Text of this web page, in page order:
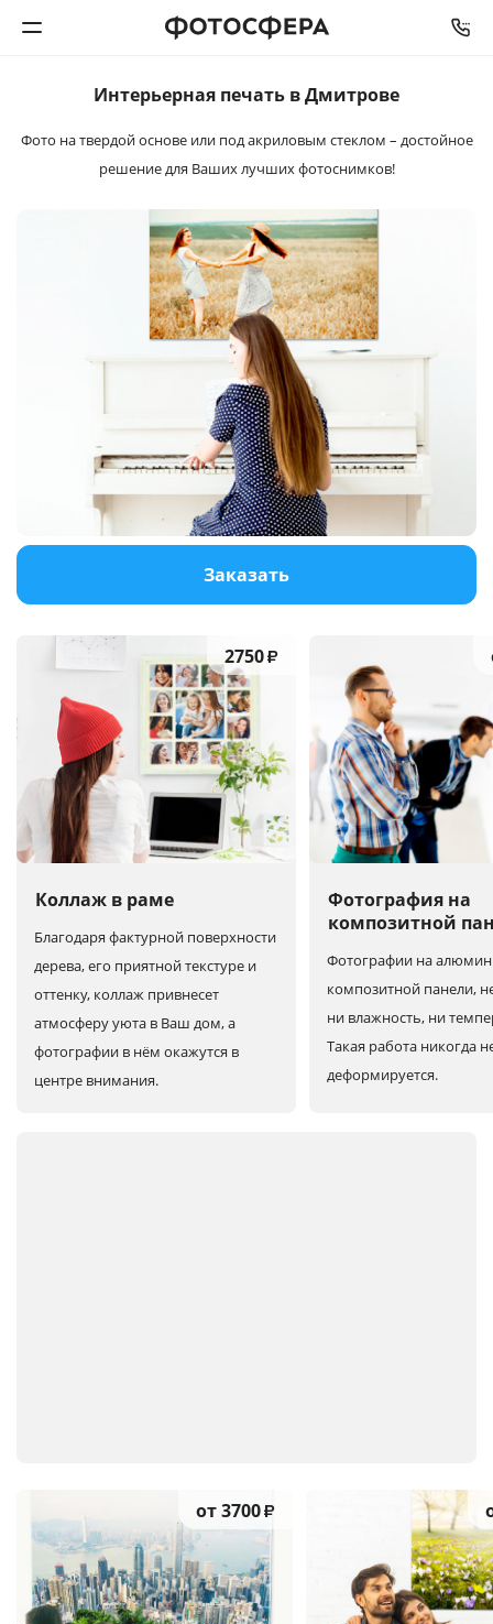
Интерьерная печать
Полиграфия
Услуги и сервис
Интерьерная печать в Дмитрове
Фото на твердой основе или под акриловым стеклом – достойное
решение для Ваших лучших фотоснимков!
Заказать
Коллаж в раме
2750₽
Благодаря фактурной поверхности
дерева, его приятной текстуре и
оттенку, коллаж привнесет
атмосферу уюта в Ваш дом, а
фотографии в нём окажутся в
центре внимания.
Фотография на
композитной
Фотографии на
композитной панели,
ни влажность, ни
Такая работа никогда
деформируется.
от 3700₽